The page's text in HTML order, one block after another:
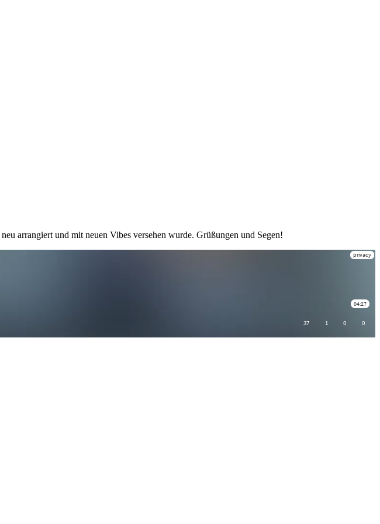
arrangiert und mit neuen Vibes versehen wurde. Grüßungen und Segen!